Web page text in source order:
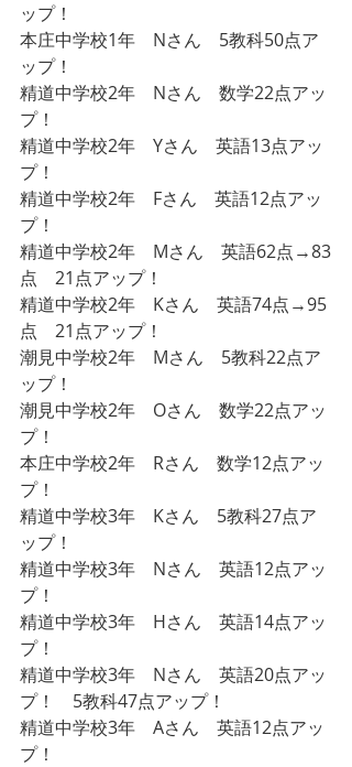
ップ！
本庄中学校1年　Nさん　5教科50点ア
ップ！
精道中学校2年　Nさん　数学22点アッ
プ！
精道中学校2年　Yさん　英語13点アッ
プ！
精道中学校2年　Fさん　英語12点アッ
プ！
精道中学校2年　Mさん　英語62点→83
点　21点アップ！
精道中学校2年　Kさん　英語74点→95
点　21点アップ！
潮見中学校2年　Mさん　5教科22点ア
ップ！
潮見中学校2年　Oさん　数学22点アッ
プ！
本庄中学校2年　Rさん　数学12点アッ
プ！
精道中学校3年　Kさん　5教科27点ア
ップ！
精道中学校3年　Nさん　英語12点アッ
プ！
精道中学校3年　Hさん　英語14点アッ
プ！
精道中学校3年　Nさん　英語20点アッ
プ！　5教科47点アップ！
精道中学校3年　Aさん　英語12点アッ
プ！